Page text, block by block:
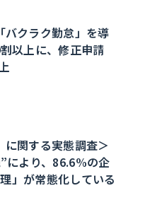
クラク勤怠」を導
以上に、修正申請
関する実態調査＞
により、86.6%の企
」が常態化している